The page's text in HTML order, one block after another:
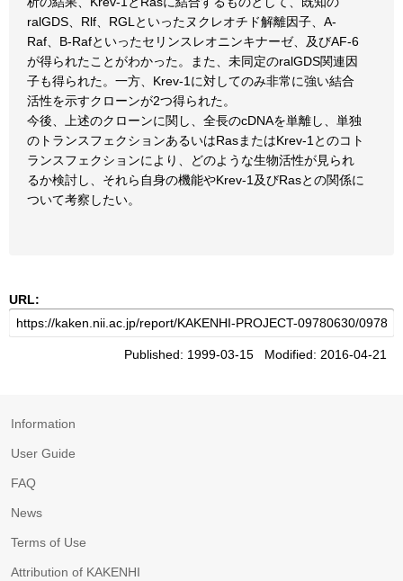
ralGDS、Rlf、RGLといったヌクレオチド解離因子、A-
Raf、B-Rafといったセリンスレオニンキナーゼ、及びAF-6
が得られたことがわかった。また、未同定のralGDS関連因
子も得られた。一方、Krev-1に対してのみ非常に強い結合
活性を示すクローンが2つ得られた。
今後、上述のクローンに関し、全長のcDNAを単離し、単独
のトランスフェクションあるいはRasまたはKrev-1とのコト
ランスフェクションにより、どのような生物活性が見られ
るか検討し、それら自身の機能やKrev-1及びRasとの関係に
ついて考察したい。
URL:
Published: 1999-03-15 Modified: 2016-04-21
Information
User Guide
FAQ
News
Terms of Use
Attribution of KAKENHI